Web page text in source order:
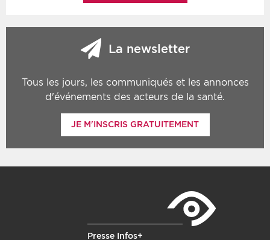
La newsletter
Tous les jours, les communiqués et les annonces
d'événements des acteurs de la santé.
JE M'INSCRIS GRATUITEMENT
Presse Infos+